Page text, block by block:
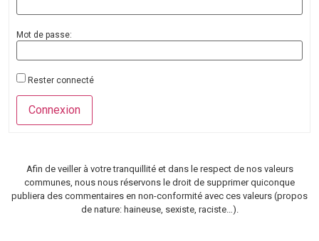
Mot de passe:
Rester connecté
Connexion
Afin de veiller à votre tranquillité et dans le respect de nos valeurs
communes, nous nous réservons le droit de supprimer quiconque
publiera des commentaires en non-conformité avec ces valeurs (propos
de nature: haineuse, sexiste, raciste…).